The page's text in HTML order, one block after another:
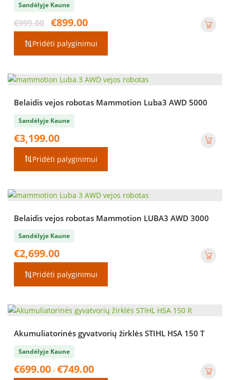
Sandėlyje Kaune
€999.00
Original
price
was:
€999.00.
€899.00
€899.00.
Pridėti palyginimui
Belaidis vejos robotas Mammotion Luba3 AWD 5000
Sandėlyje Kaune
€3,199.00
Pridėti palyginimui
Belaidis vejos robotas Mammotion LUBA3 AWD 3000
Sandėlyje Kaune
€2,699.00
Pridėti palyginimui
Akumuliatorinės gyvatvorių žirklės STIHL HSA 150 T
Sandėlyje Kaune
€699.00–€749.00